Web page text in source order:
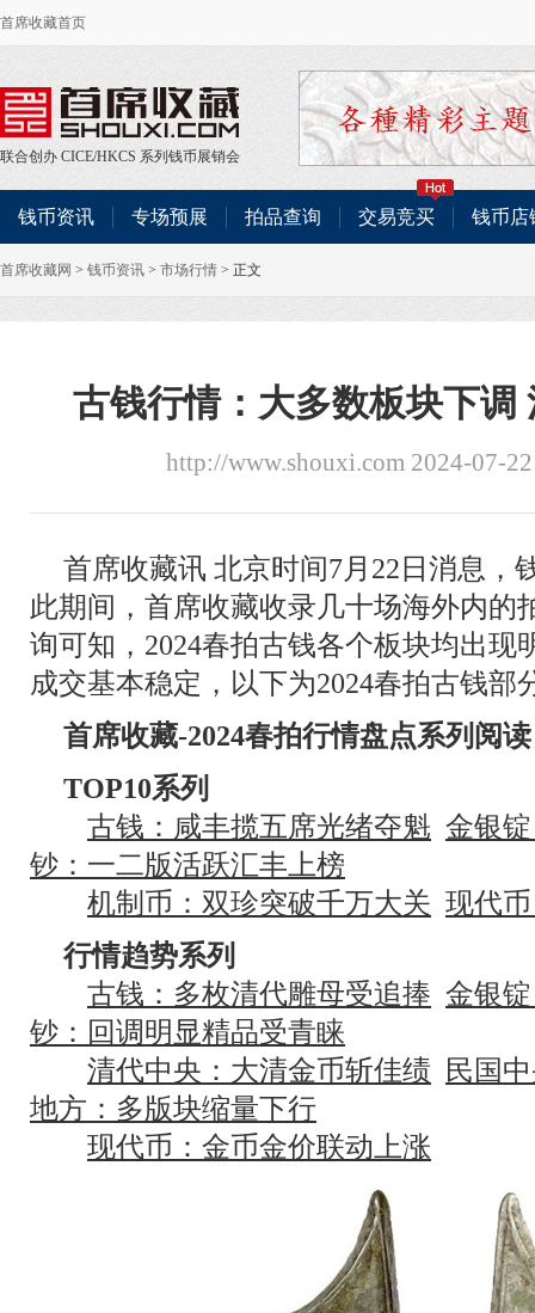
首席收藏首页
联合创办 CICE/HKCS 系列钱币展销会
钱币资讯 专场预展 拍品查询 交易竞买 钱币店
首席收藏网 > 钱币资讯 > 市场行情 > 正文
古钱行情：大多数板块下调
http://www.shouxi.com 2024-07-
首席收藏讯 北京时间7月22日消息，
此期间，首席收藏收录几十场海外内的
询可知，2024春拍古钱各个板块均出现
成交基本稳定，以下为2024春拍古钱部
首席收藏-2024春拍行情盘点系列阅读
TOP10系列
古钱：咸丰揽五席光绪夺魁 金银
钞：一二版活跃汇丰上榜
机制币：双珍突破千万大关 现代
行情趋势系列
古钱：多枚清代雕母受追捧 金银
钞：回调明显精品受青睐
清代中央：大清金币斩佳绩 民国
地方：多版块缩量下行
现代币：金币金价联动上涨